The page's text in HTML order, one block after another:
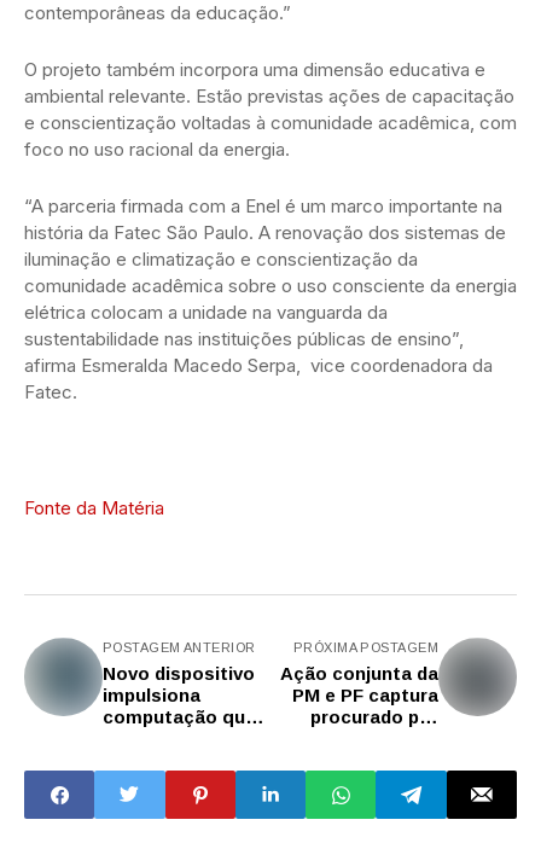
contemporâneas da educação.”
O projeto também incorpora uma dimensão educativa e
ambiental relevante. Estão previstas ações de capacitação
e conscientização voltadas à comunidade acadêmica, com
foco no uso racional da energia.
“A parceria firmada com a Enel é um marco importante na
história da Fatec São Paulo. A renovação dos sistemas de
iluminação e climatização e conscientização da
comunidade acadêmica sobre o uso consciente da energia
elétrica colocam a unidade na vanguarda da
sustentabilidade nas instituições públicas de ensino”,
afirma Esmeralda Macedo Serpa, vice coordenadora da
Fatec.
Fonte da Matéria
POSTAGEM ANTERIOR
Novo dispositivo
impulsiona
computação que
PRÓXIMA POSTAGEM
Ação conjunta da
PM e PF captura
procurado por
drogas em
Ilhabela